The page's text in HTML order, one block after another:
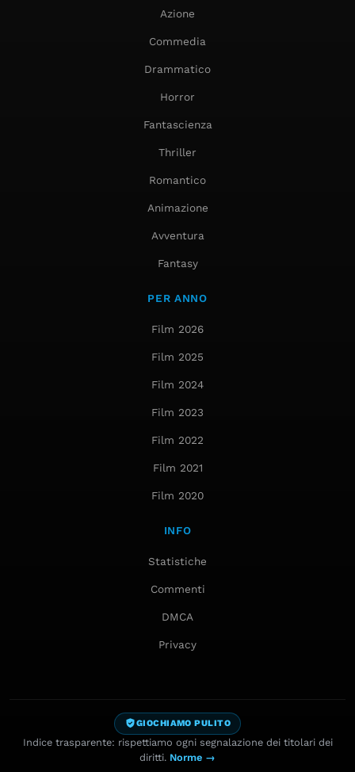
Azione
Commedia
Drammatico
Horror
Fantascienza
Thriller
Romantico
Animazione
Avventura
Fantasy
PER ANNO
Film 2026
Film 2025
Film 2024
Film 2023
Film 2022
Film 2021
Film 2020
INFO
Statistiche
Commenti
DMCA
Privacy
GIOCHIAMO PULITO
Indice trasparente: rispettiamo ogni segnalazione dei titolari dei
diritti. Norme →